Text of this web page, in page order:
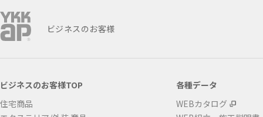
ビジネスのお客様
ビジネスのお客様TOP
住宅商品
各種データ
WEBカタログ